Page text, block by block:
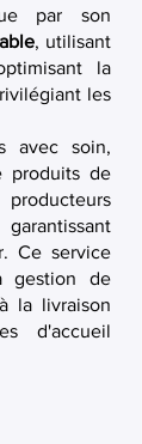
par son
, utilisant
la
les
avec soin,
produits de
Ce service
gestion de
la livraison
d'accueil